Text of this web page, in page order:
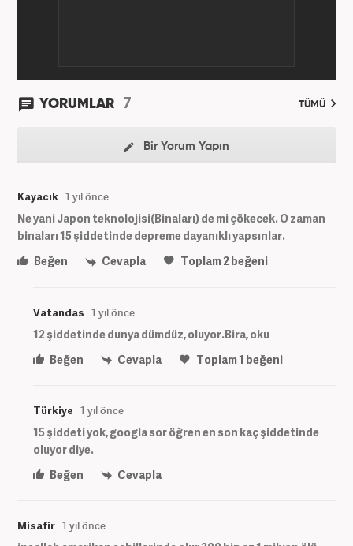
YORUMLAR 7 TÜMÜ
Bir Yorum Yapın
Kayacık 1 yıl önce
Ne yani Japon teknolojisi(Binaları) de mi çökecek. O zaman
binaları 15 şiddetinde depreme dayanıklı yapsınlar.
Beğen
Cevapla Toplam2beğeni
Vatandas 1 yıl önce
12 şiddetinde dunya dümdüz, oluyor.Bira, oku
Beğen
Cevapla Toplam1 beğeni
Türkiye 1 yıl önce
15 şiddeti yok, googla sor öğren en son kaç şiddetinde
oluyor diye.
Beğen
Cevapla
Misafir 1 yıl önce